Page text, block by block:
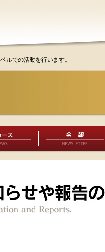
ルでの活動を行います。